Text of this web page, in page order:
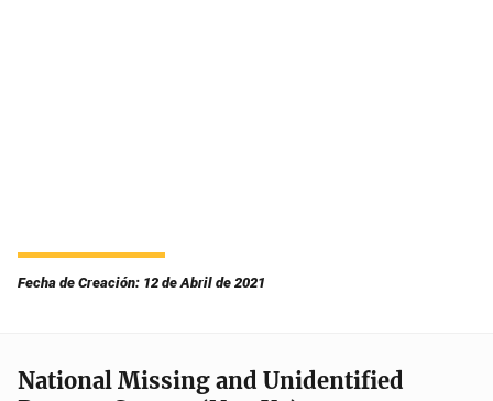
Fecha de Creación: 12 de Abril de 2021
National Missing and Unidentified